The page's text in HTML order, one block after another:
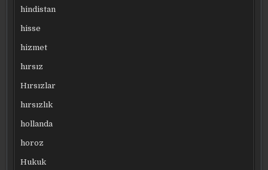
hindistan
hisse
hizmet
hırsız
Hırsızlar
hırsızlık
hollanda
horoz
Hukuk